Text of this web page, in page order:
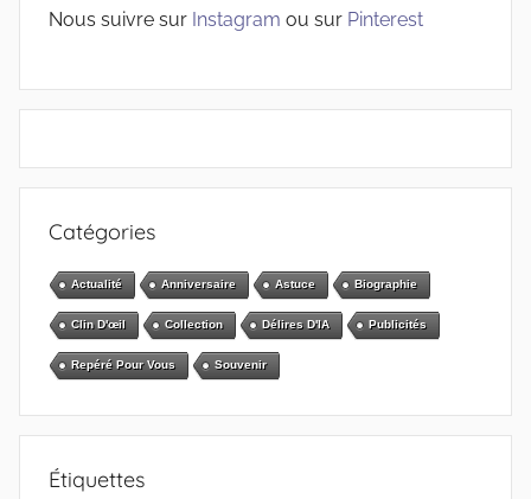
Nous suivre sur Instagram ou sur Pinterest
Catégories
Actualité Anniversaire Astuce Biographie
Clin D'œil Collection Délires D'IA Publicités
Repéré Pour Vous Souvenir
Étiquettes